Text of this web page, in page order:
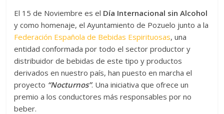
El 15 de Noviembre es el Día Internacional sin Alcohol
y como homenaje, el Ayuntamiento de Pozuelo junto a la
Federación Española de Bebidas Espirituosas, una
entidad conformada por todo el sector productor y
distribuidor de bebidas de este tipo y productos
derivados en nuestro país, han puesto en marcha el
proyecto “Nocturnos”. Una iniciativa que ofrece un
premio a los conductores más responsables por no
beber.